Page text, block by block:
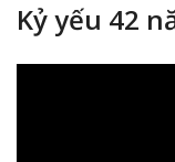
Kỷ yếu 42